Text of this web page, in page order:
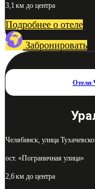
3,1 км до центра
Подробнее о отеле
Забронировать
Отели
Челябинск, улица
ост. «Пограничная улица»
2,6 км до центра